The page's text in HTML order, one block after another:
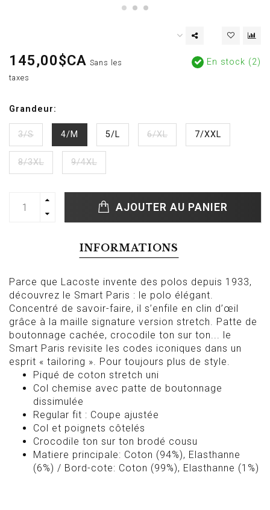
145,00$CA Sans les
taxes
En stock (2)
Grandeur:
3/S 4/M 5/L 6/XL 7/XXL
8/3XL 9/4XL
AJOUTER AU PANIER
INFORMATIONS
Parce que Lacoste invente des polos depuis 1933,
découvrez le Smart Paris : le polo élégant.
Concentré de savoir-faire, il s’enfile en clin d’œil
grâce à la maille signature version stretch. Patte de
boutonnage cachée, crocodile ton sur ton... le
Smart Paris revisite les codes iconiques dans un
esprit « tailoring ». Pour toujours plus de style.
Piqué de coton stretch uni
Col chemise avec patte de boutonnage
dissimulée
Regular fit : Coupe ajustée
Col et poignets côtelés
Crocodile ton sur ton brodé cousu
Matiere principale: Coton (94%), Elasthanne
(6%) / Bord-cote: Coton (99%), Elasthanne (1%)